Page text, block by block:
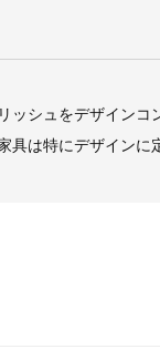
ッシュをデザイン
具は特にデザインに